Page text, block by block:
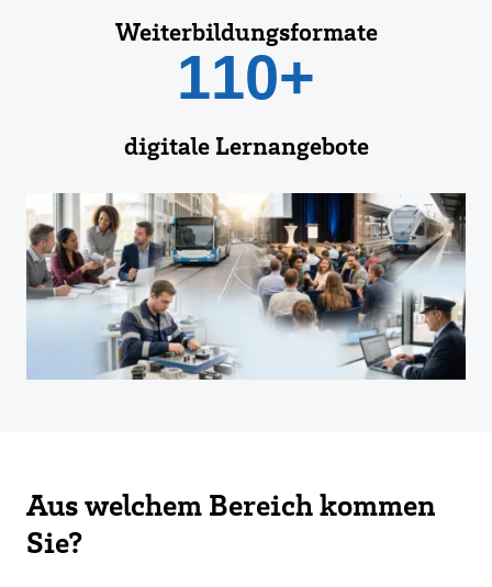
Weiterbildungsformate
110+
digitale Lernangebote
Aus welchem Bereich kommen
Sie?